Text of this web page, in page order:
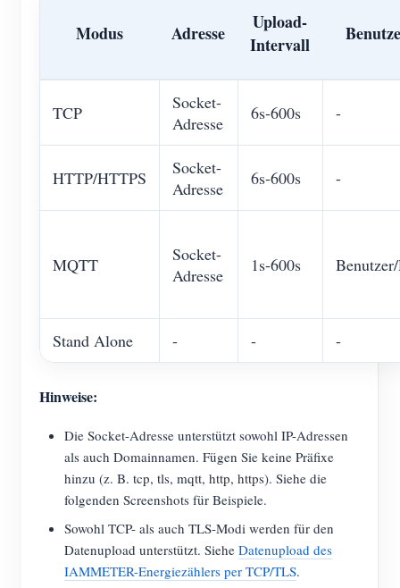
Modus Adresse
Upload-
Intervall
TCP
Socket-
Adresse
6s-600s -
HTTP/HTTPS
Socket-
Adresse
6s-600s -
MQTT
Socket-
Adresse
1s-600s
Stand Alone - - -
Hinweise:
Die Socket-Adresse unterstützt sowohl IP-Adressen
als auch Domainnamen. Fügen Sie keine Präfixe
hinzu (z. B. tcp, tls, mqtt, http, https). Siehe die
folgenden Screenshots für Beispiele.
Sowohl TCP- als auch TLS-Modi werden für den
Datenupload unterstützt. Siehe Datenupload des
IAMMETER-Energiezählers per TCP/TLS.